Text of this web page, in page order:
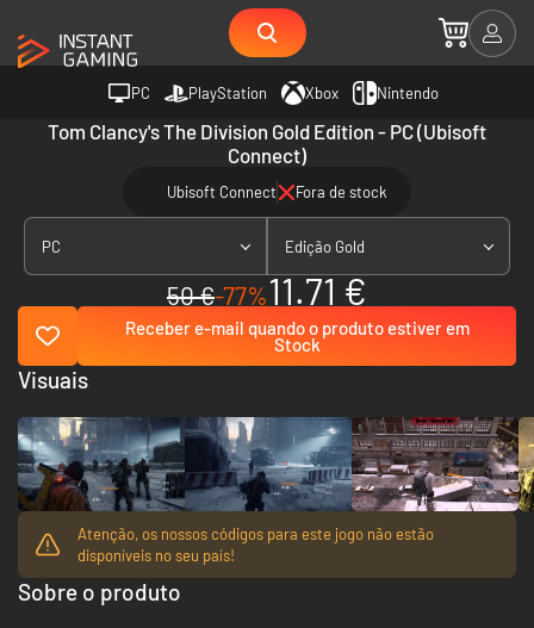
PC PlayStation Xbox Nintendo
Tom Clancy's The Division Gold Edition - PC (Ubisoft
Connect)
Ubisoft Connect Fora de stock
PC Edição Gold
50 €-77%11.71 €
Receber e-mail quando o produto estiver em
Stock
Atenção, os nossos códigos para este jogo não estão
disponíveis no seu país!
Sobre o produto
Visuais